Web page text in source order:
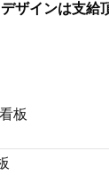
ザインは支給
板